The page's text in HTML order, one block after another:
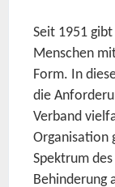
Seit 1951
Menschen
Form. In
die
Verband
Organisation
Spektrum
Behinderung